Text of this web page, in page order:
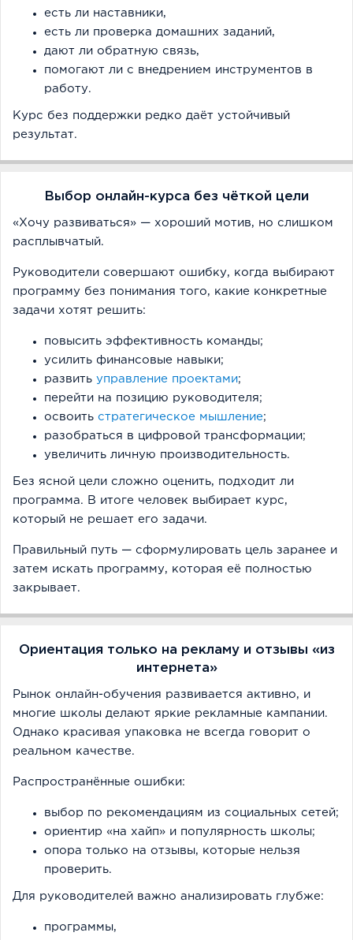
есть ли наставники,
есть ли проверка домашних заданий,
дают ли обратную связь,
помогают ли с внедрением инструментов в
работу.
Курс без поддержки редко даёт устойчивый
результат.
Выбор онлайн-курса без чёткой цели
«Хочу развиваться» — хороший мотив, но слишком
расплывчатый.
Руководители совершают ошибку, когда выбирают
программу без понимания того, какие конкретные
задачи хотят решить:
повысить эффективность команды;
усилить финансовые навыки;
развить управление проектами;
перейти на позицию руководителя;
освоить стратегическое мышление;
разобраться в цифровой трансформации;
увеличить личную производительность.
Без ясной цели сложно оценить, подходит ли
программа. В итоге человек выбирает курс,
который не решает его задачи.
Правильный путь — сформулировать цель заранее и
затем искать программу, которая её полностью
закрывает.
Ориентация только на рекламу и отзывы «из
интернета»
Рынок онлайн-обучения развивается активно, и
многие школы делают яркие рекламные кампании.
Однако красивая упаковка не всегда говорит о
реальном качестве.
Распространённые ошибки:
выбор по рекомендациям из социальных сетей;
ориентир «на хайп» и популярность школы;
опора только на отзывы, которые нельзя
проверить.
Для руководителей важно анализировать глубже:
программы,